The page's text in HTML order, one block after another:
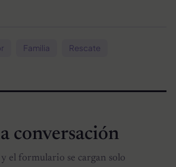
Familia Rescate
conversación
el formulario se cargan solo